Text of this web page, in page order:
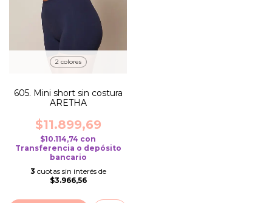
2 colores
605. Mini short sin costura
ARETHA
$11.899,69
$10.114,74 con
Transferencia o depósito
bancario
3 cuotas sin interés de
$3.966,56